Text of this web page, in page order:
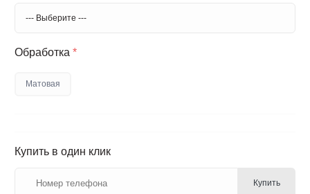
Обработка *
Матовая
Купить в один клик
Купить